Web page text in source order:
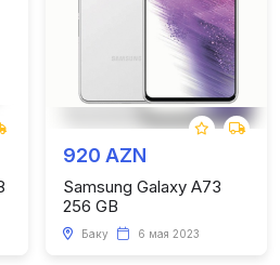
920 AZN
Samsung Galaxy A73
256 GB
Баку 6 мая 2023